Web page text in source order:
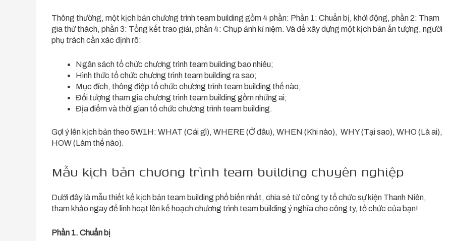
Thông thường, một kịch bản chương trình team building gồm 4 phần: Phần 1: Chuẩn bị, khởi động, phần 2: Tham
gia thử thách, phần 3: Tổng kết trao giải, phần 4: Chụp ảnh kỉ niệm. Và để xây dựng một kịch bản ấn tượng, người
phụ trách cần xác định rõ:
Ngân sách tổ chức chương trình team building bao nhiêu;
Hình thức tổ chức chương trình team building ra sao;
Mục đích, thông điệp tổ chức chương trình team building thế nào;
Đối tượng tham gia chương trình team building gồm những ai;
Địa điểm và thời gian tổ chức chương trình team building.
Gợi ý lên kịch bản theo 5W1H: WHAT (Cái gì), WHERE (Ở đâu), WHEN (Khi nào), WHY (Tại sao), WHO (Là ai),
HOW (Làm thế nào).
Mẫu kịch bản chương trình team building chuyên nghiệp
Dưới đây là mẫu thiết kế kịch bản team building phổ biến nhất, chia sẻ từ công ty tổ chức sự kiện Thanh Niên,
tham khảo ngay để linh hoạt lên kế hoạch chương trình team building ý nghĩa cho công ty, tổ chức của bạn!
Phần 1. Chuẩn bị